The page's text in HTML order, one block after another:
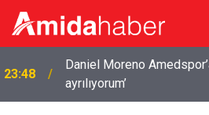
23:48
Daniel Moreno
ayrılıyorum’